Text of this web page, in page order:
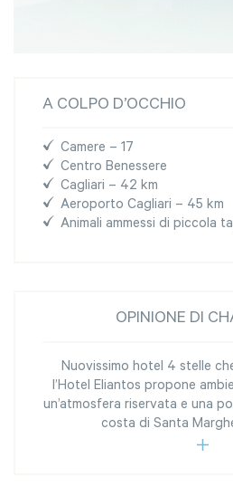
A COLPO D’OCCHIO
Camere – 17
Centro Benessere
Cagliari – 42 km
Aeroporto Cagliari – 45 km
Animali ammessi di piccola
OPINIONE DI
Nuovissimo hotel 4 stelle
l’Hotel Eliantos propone
un’atmosfera riservata e una
costa di Santa